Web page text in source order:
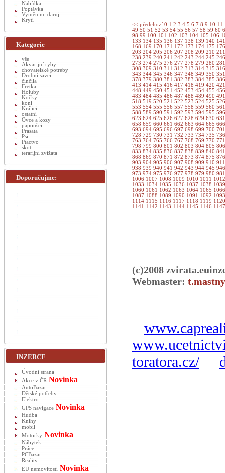
<< předchozí 0 1 2 3 4 5 6 7 8 9 10 11
49 50 51 52 53 54 55 56 57 58 59 60
98 99 100 101 102 103 104 105 106
133 134 135 136 137 138 139 140
168 169 170 171 172 173 174 175
203 204 205 206 207 208 209 210
238 239 240 241 242 243 244 245
273 274 275 276 277 278 279 280
308 309 310 311 312 313 314 315
343 344 345 346 347 348 349 350
378 379 380 381 382 383 384 385
413 414 415 416 417 418 419 420
448 449 450 451 452 453 454 455
483 484 485 486 487 488 489 490
518 519 520 521 522 523 524 525
553 554 555 556 557 558 559 560
588 589 590 591 592 593 594 595
623 624 625 626 627 628 629 630
658 659 660 661 662 663 664 665
693 694 695 696 697 698 699 700
728 729 730 731 732 733 734 735
763 764 765 766 767 768 769 770
798 799 800 801 802 803 804 805
833 834 835 836 837 838 839 840
868 869 870 871 872 873 874 875
903 904 905 906 907 908 909 910
938 939 940 941 942 943 944 945
973 974 975 976 977 978 979 980
1006 1007 1008 1009 1010 1011
1033 1034 1035 1036 1037 1038
1060 1061 1062 1063 1064 1065
1087 1088 1089 1090 1091 1092
1114 1115 1116 1117 1118 1119
1141 1142 1143 1144 1145 1146
(c)2008
Webmaster:
toratora.cz/
Nabídka
Poptávka
Vyměnim, daruji
Krytí
Kategorie
vše
Akvarijní ryby
chovatelské potreby
Drobní savci
činčila
Fretka
Holuby
Kočky
koni
Králici
ostatní
Ovce a kozy
papoušci
Prasata
Psi
Ptactvo
skot
terarijni zvížata
Doporučujme:
INZERCE
Úvodní strana
Akce v ČR Novinka
AutoBazar
Dětské potřeby
Elektro
GPS navigace Novinka
Hudba
Knihy
mobil
Motorky Novinka
Nábytek
Práce
PCBazar
Reality
EU nemovitosti Novinka